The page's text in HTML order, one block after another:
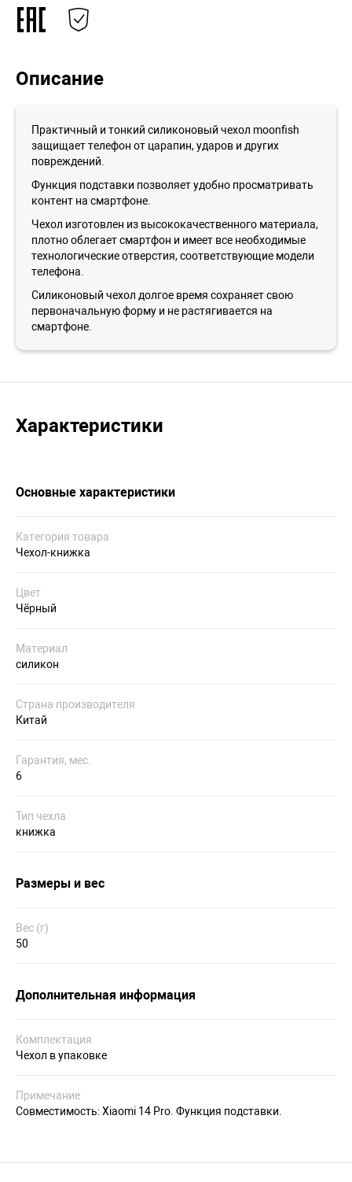
Описание
Практичный и тонкий силиконовый чехол moonfish
защищает телефон от царапин, ударов и других
повреждений.
Функция подставки позволяет удобно просматривать
контент на смартфоне.
Чехол изготовлен из высококачественного материала,
плотно облегает смартфон и имеет все необходимые
технологические отверстия, соответствующие модели
телефона.
Силиконовый чехол долгое время сохраняет свою
первоначальную форму и не растягивается на
смартфоне.
Характеристики
Основные характеристики
Категория товара
Чехол-книжка
Цвет
Чёрный
Материал
силикон
Страна производителя
Китай
Гарантия, мес.
6
Тип чехла
книжка
Размеры и вес
Вес (г)
50
Дополнительная информация
Комплектация
Чехол в упаковке
Примечание
Совместимость: Xiaomi 14 Pro. Функция подставки.